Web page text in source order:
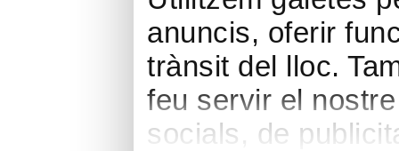
anuncis, oferir
trànsit del lloc.
feu servir el
socials, de